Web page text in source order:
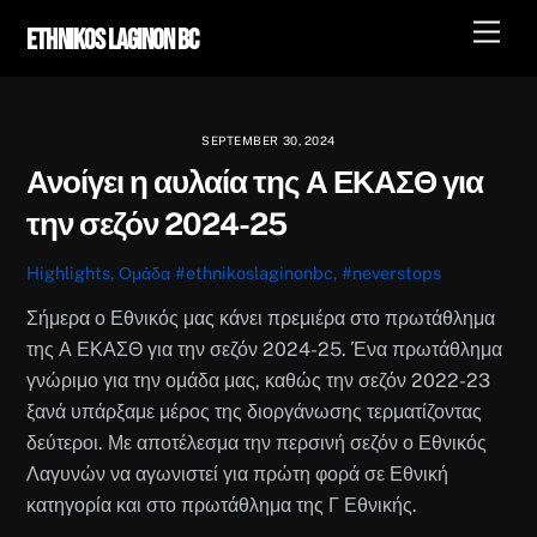
Ethnikos Laginon BC
SEPTEMBER 30, 2024
Ανοίγει η αυλαία της Α ΕΚΑΣΘ για
την σεζόν 2024-25
Highlights,Ομάδα #ethnikoslaginonbc,#neverstops
Σήμερα ο Εθνικός μας κάνει πρεμιέρα στο πρωτάθλημα
της Α ΕΚΑΣΘ για την σεζόν 2024-25. Ένα πρωτάθλημα
γνώριμο για την ομάδα μας, καθώς την σεζόν 2022-23
ξανά υπάρξαμε μέρος της διοργάνωσης τερματίζοντας
δεύτεροι. Με αποτέλεσμα την περσινή σεζόν ο Εθνικός
Λαγυνών να αγωνιστεί για πρώτη φορά σε Εθνική
κατηγορία και στο πρωτάθλημα της Γ Εθνικής.